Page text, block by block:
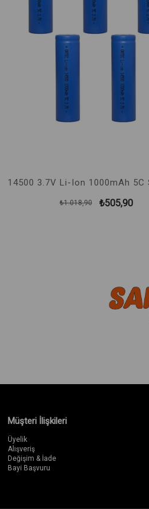
₺448,90
₺914,90
Müşteri İlişkileri
Üyelik
Alışveriş
Değişim & İade
Bayi Başvuru